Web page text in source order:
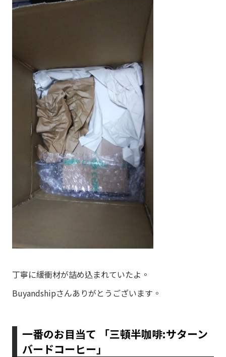
丁寧に緩衝材が詰め込まれていたよ。
Buyandshipさんありがとうございます。
一番のお目当て 「三頓半咖啡:サターン
バードコーヒー」